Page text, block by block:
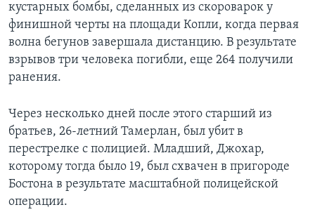
кустарных бомбы, сделанных из скороварок у
финишной черты на площади Копли, когда первая
волна бегунов завершала дистанцию. В результате
взрывов три человека погибли, еще 264 получили
ранения.
Через несколько дней после этого старший из
братьев, 26-летний Тамерлан, был убит в
перестрелке с полицией. Младший, Джохар,
которому тогда было 19, был схвачен в пригороде
Бостона в результате масштабной полицейской
операции.